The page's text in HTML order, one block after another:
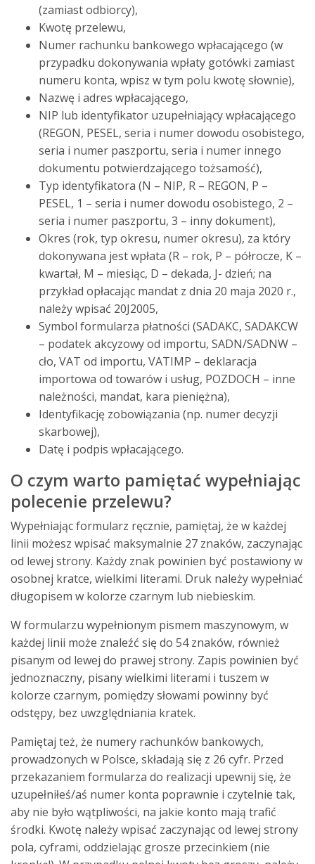
(zamiast odbiorcy),
Kwotę przelewu,
Numer rachunku bankowego wpłacającego (w
przypadku dokonywania wpłaty gotówki zamiast
numeru konta, wpisz w tym polu kwotę słownie),
Nazwę i adres wpłacającego,
NIP lub identyfikator uzupełniający wpłacającego
(REGON, PESEL, seria i numer dowodu osobistego,
seria i numer paszportu, seria i numer innego
dokumentu potwierdzającego tożsamość),
Typ identyfikatora (N – NIP, R – REGON, P –
PESEL, 1 – seria i numer dowodu osobistego, 2 –
seria i numer paszportu, 3 – inny dokument),
Okres (rok, typ okresu, numer okresu), za który
dokonywana jest wpłata (R – rok, P – półrocze, K –
kwartał, M – miesiąc, D – dekada, J- dzień; na
przykład opłacając mandat z dnia 20 maja 2020 r.,
należy wpisać 20J2005,
Symbol formularza płatności (SADAKC, SADAKCW
– podatek akcyzowy od importu, SADN/SADNW –
cło, VAT od importu, VATIMP – deklaracja
importowa od towarów i usług, POZDOCH – inne
należności, mandat, kara pieniężna),
Identyfikację zobowiązania (np. numer decyzji
skarbowej),
Datę i podpis wpłacającego.
O czym warto pamiętać wypełniając
polecenie przelewu?
Wypełniając formularz ręcznie, pamiętaj, że w każdej
linii możesz wpisać maksymalnie 27 znaków, zaczynając
od lewej strony. Każdy znak powinien być postawiony w
osobnej kratce, wielkimi literami. Druk należy wypełniać
długopisem w kolorze czarnym lub niebieskim.
W formularzu wypełnionym pismem maszynowym, w
każdej linii może znaleźć się do 54 znaków, również
pisanym od lewej do prawej strony. Zapis powinien być
jednoznaczny, pisany wielkimi literami i tuszem w
kolorze czarnym, pomiędzy słowami powinny być
odstępy, bez uwzględniania kratek.
Pamiętaj też, że numery rachunków bankowych,
prowadzonych w Polsce, składają się z 26 cyfr. Przed
przekazaniem formularza do realizacji upewnij się, że
uzupełniłeś/aś numer konta poprawnie i czytelnie tak,
aby nie było wątpliwości, na jakie konto mają trafić
środki. Kwotę należy wpisać zaczynając od lewej strony
pola, cyframi, oddzielając grosze przecinkiem (nie